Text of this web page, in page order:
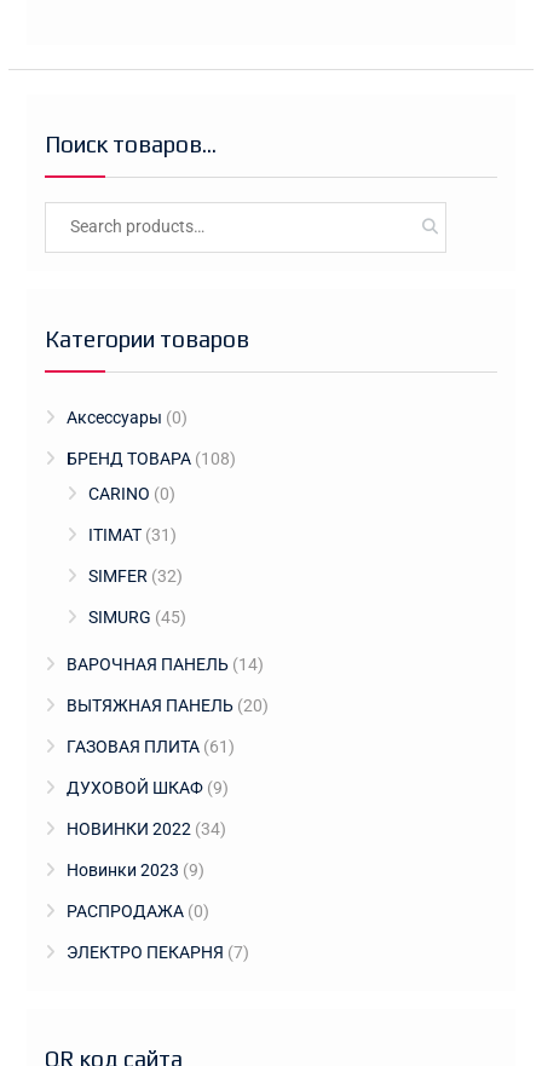
Поиск товаров…
Категории товаров
Аксессуары (0)
БРЕНД ТОВАРА (108)
CARINO (0)
ITIMAT (31)
SIMFER (32)
SIMURG (45)
ВАРОЧНАЯ ПАНЕЛЬ (14)
ВЫТЯЖНАЯ ПАНЕЛЬ (20)
ГАЗОВАЯ ПЛИТА (61)
ДУХОВОЙ ШКАФ (9)
НОВИНКИ 2022 (34)
Новинки 2023 (9)
РАСПРОДАЖА (0)
ЭЛЕКТРО ПЕКАРНЯ (7)
QR код сайта